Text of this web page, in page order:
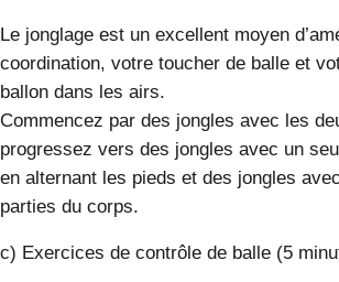
Le jonglage est un excellent moyen
coordination, votre toucher de balle et
ballon dans les airs.
Commencez par des jongles avec les
progressez vers des jongles avec un
en alternant les pieds et des jongles
parties du corps.
c) Exercices de contrôle de balle (5